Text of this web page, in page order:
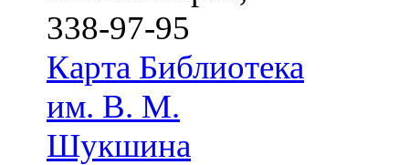
338-97-95
Карта Библиотека
им. В. М.
Шукшина